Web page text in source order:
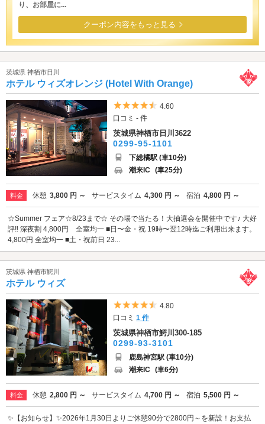
り、お部屋に...
クーポン内容をもっと見る
茨城県 神栖市日川
ホテル ウィズオレンジ (Hotel With Orange)
5つ星のうち4.5
4.60
口コミ - 件
茨城県神栖市日川3622
0299-95-1101
下総橘駅 (車10分)
潮来IC (車25分)
料金 休憩 3,800 円 ～ サービスタイム 4,300 円 ～ 宿泊 4,800 円 ～
☆Summer フェア☆8/23まで☆ その場で当たる！大抽選会を開催中です♪ 大好
評‼️ 深夜割 4,800円 全室均一 ■日〜金・祝 19時〜翌12時迄ご利用出来ます。
4,800円 全室均一 ■土・祝前日 23...
茨城県 神栖市鰐川
ホテル ウィズ
5つ星のうち4.5
4.80
口コミ1 件
茨城県神栖市鰐川300-185
0299-93-3101
鹿島神宮駅 (車10分)
潮来IC (車6分)
料金 休憩 2,800 円 ～ サービスタイム 4,700 円 ～ 宿泊 5,500 円 ～
✨【お知らせ】✨2026年1月30日よりご休憩90分で2800円～を新設！お支払